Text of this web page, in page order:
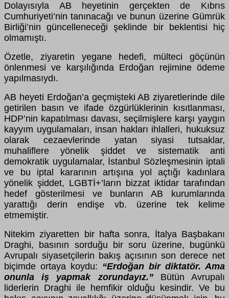
Dolayısıyla AB heyetinin gerçekten de Kıbrıs
Cumhuriyeti’nin tanınacağı ve bunun üzerine Gümrük
Birliği’nin güncelleneceği şeklinde bir beklentisi hiç
olmamıştı.
Özetle, ziyaretin yegane hedefi, mü lteci göçünün
önlenmesi ve karşılığında Erdoğan rejimine ödeme
yapılmasıydı.
AB heyeti Erdoğan’a geçmişteki AB ziyaretlerinde dile
getirilen basın ve ifade özgürl üklerinin kısıtlanması,
HDP’nin kapatılması davası, seçilmişlere karşı yaygın
kayyım uygulamaları, insan hakları ihlalleri, hukuksuz
olarak cezaevlerinde yatan siyasi tutsaklar,
muhaliflere yönelik şiddet ve sistematik anti
demokratik uygulamalar, İstanbul Sözleşmesinin iptali
ve bu iptal kararının artışına yol açtığı kadınlara
yönelik şiddet, LGBTİ+’ların bizzat iktidar tarafından
hedef gösterilmesi ve bunların AB kurumlarında
yarattığı derin endişe vb. üzerine tek kelime
etmemiştir.
Nitekim ziyaretten bir hafta sonra, İtalya Başbakanı
Draghi, basının sorduğu bir soru üzerine, bugünkü
Avrupalı siyasetçilerin bakış açısının son derece net
biçimde ortaya koydu: “Erdoğan bir diktatör. Ama
onunla iş yapmak zorundayız.”Bütün Avrupalı
liderlerin Draghi ile hemfikir olduğu kesindir. Ve bu